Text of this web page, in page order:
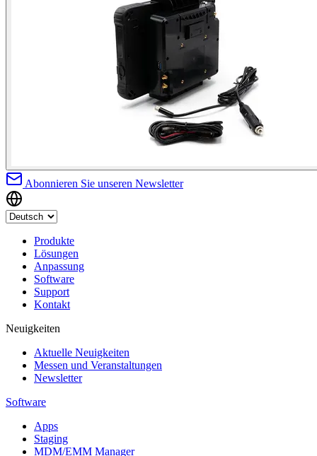
Abonnieren Sie unseren Newsletter
Produkte
Lösungen
Anpassung
Software
Support
Kontakt
Neuigkeiten
Aktuelle Neuigkeiten
Messen und Veranstaltungen
Newsletter
Software
Apps
Staging
MDM/EMM Manager